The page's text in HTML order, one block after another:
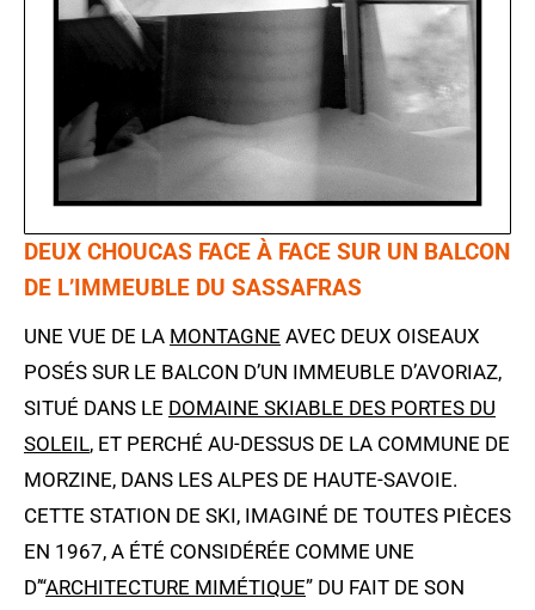
DEUX CHOUCAS FACE À FACE SUR UN BALCON
DE L’IMMEUBLE DU SASSAFRAS
UNE VUE DE LA MONTAGNE AVEC DEUX OISEAUX
POSÉS SUR LE BALCON D’UN IMMEUBLE D’AVORIAZ,
SITUÉ DANS LE DOMAINE SKIABLE DES PORTES DU
SOLEIL, ET PERCHÉ AU-DESSUS DE LA COMMUNE DE
MORZINE, DANS LES ALPES DE HAUTE-SAVOIE.
CETTE STATION DE SKI, IMAGINÉ DE TOUTES PIÈCES
EN 1967, A ÉTÉ CONSIDÉRÉE COMME UNE
D’“ARCHITECTURE MIMÉTIQUE” DU FAIT DE SON